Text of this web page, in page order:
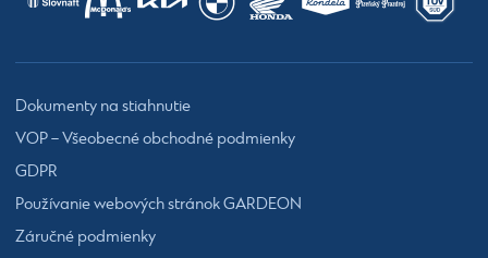
Dokumenty na stiahnutie
VOP – Všeobecné obchodné podmienky
GDPR
Používanie webových stránok GARDEON
Záručné podmienky